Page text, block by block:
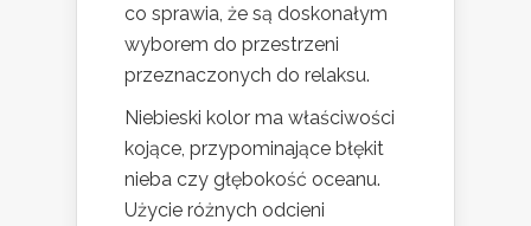
co sprawia, że są doskonałym
wyborem do przestrzeni
przeznaczonych do relaksu.
Niebieski kolor ma właściwości
kojące, przypominające błękit
nieba czy głębokość oceanu.
Użycie różnych odcieni